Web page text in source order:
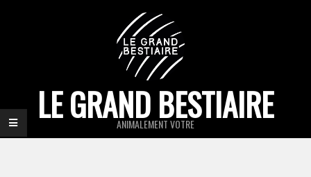
LE GRAND BESTIAIRE
ANIMALEMENT VOTRE